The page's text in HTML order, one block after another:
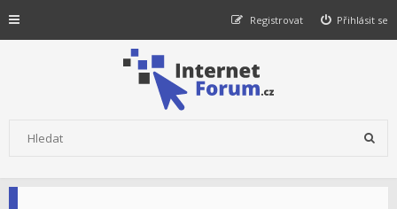
Přihlásit se
Registrovat